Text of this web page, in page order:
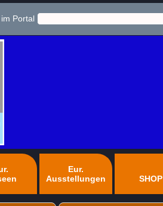
Portal
Eur.
Ausstellungen
SHOP